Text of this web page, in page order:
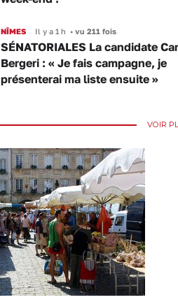
NÎMES Il y a 1 h •vu 211 fois
SÉNATORIALES La candidate
Bergeri : « Je fais campagne, je
présenterai ma liste ensuite »
VOIR